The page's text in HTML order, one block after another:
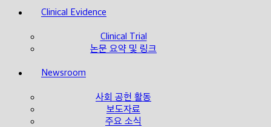
Clinical Evidence
Clinical Trial
논문 요약 및 링크
Newsroom
사회 공헌 활동
보도자료
주요 소식